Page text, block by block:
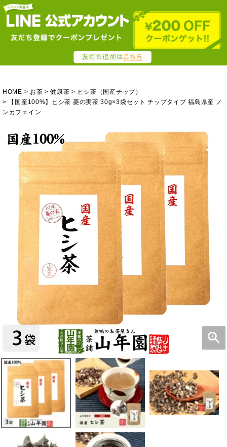
HOME お茶 健康茶
ヒシ茶（国産チップ）
【国産100%】ヒシ茶 菱の実茶 30g×3袋セット チップタイプ 福島県産 ノ
ンカフェイン